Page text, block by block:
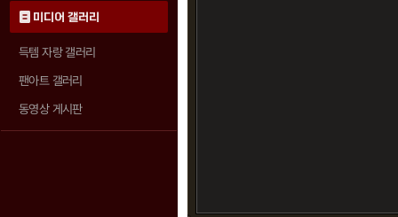
미디어 갤러리
득템 자랑 갤러리
팬아트 갤러리
동영상 게시판